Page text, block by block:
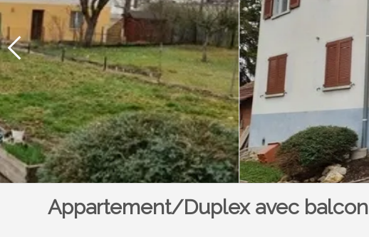
Appartement/Duplex avec balcon